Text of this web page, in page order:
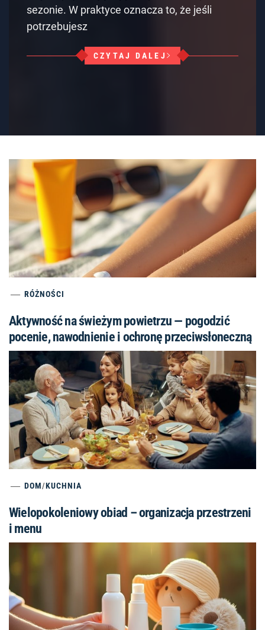
sezonie. W praktyce oznacza to, że jeśli
potrzebujesz
CZYTAJ DALEJ
RÓŻNOŚCI
Aktywność na świeżym powietrzu — pogodzić
pocenie, nawodnienie i ochronę przeciwsłoneczną
DOM/KUCHNIA
Wielopokoleniowy obiad – organizacja przestrzeni
i menu